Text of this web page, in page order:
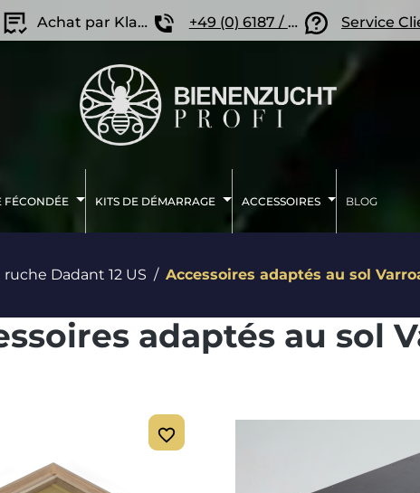
Achat par Klarna +49 (0) 6187 / 207 57 86 Service
FÉCONDÉE KITS DE DÉMARRAGE ACCESSOIRES BLOG
ruche Dadant 12 US Accessoires adaptés au sol
adaptés au sol